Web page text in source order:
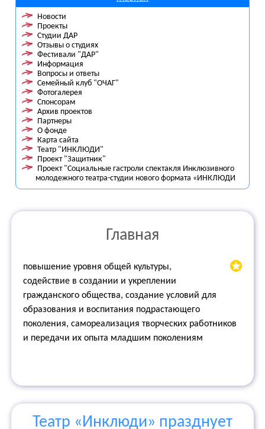
Новости
Проекты
Студии ДАР
Отзывы о студиях
Фестивали "ДАР"
Информация
Вопросы и ответы
Семейный клуб "ОЧАГ"
Фотогалерея
Спонсорам
Архив проектов
Партнеры
О фонде
Карта сайта
Театр "ИНКЛЮДИ"
Проект "Защитник"
Проект "Социальные гастроли спектакля Инклюзивного
молодежного театра-студии нового формата «ИНКЛЮДИ
Главная
повышение уровня общей культуры,
содействие в создании и укреплении
гражданского общества, создание условий для
образования и воспитания подрастающего
поколения, самореализация творческих работников
и передачи их опыта младшим поколениям
Театр «Инклюди» празднует